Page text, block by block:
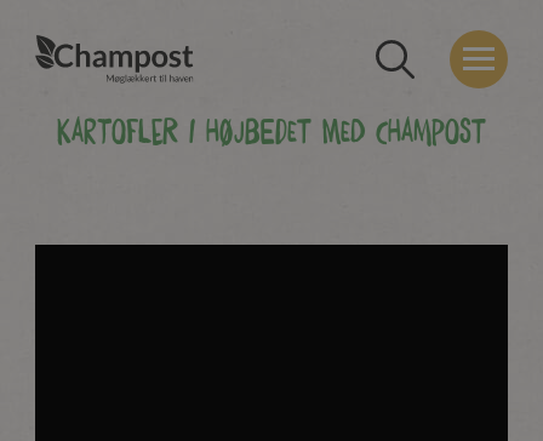
Kartofler i højbedet med Champost